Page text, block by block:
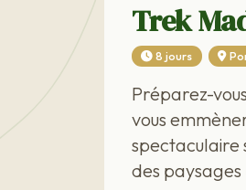
Trek
8 jours
Préparez-
vous
spectaculaire
des paysages